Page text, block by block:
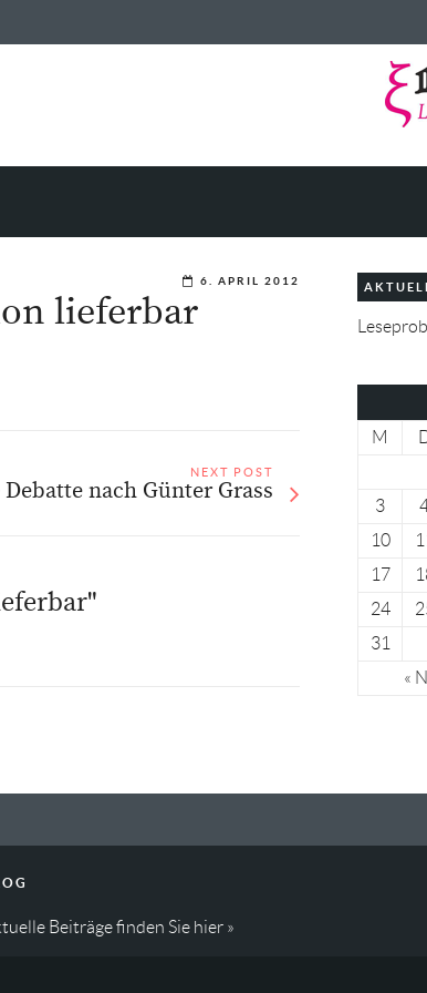
6. APRIL 2012
lieferbar
NEXT POST
nach Günter Grass
M
«
3
10
17
24
31
Beiträge finden Sie hier »